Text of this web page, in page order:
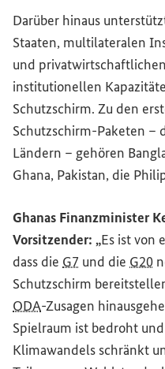
Darüber hinaus
Staaten, multilateralen
und
institutionellen
Schutzschirm. Zu den
Schutzschirm-Paketen –
Ländern – gehören
Ghana, Pakistan, die
Ghanas Finanzminister
Vorsitzender: „Es ist von
dass die G7 und die G20
Schutzschirm
ODA-Zusagen
Spielraum ist bedroht
Klimawandels schränkt